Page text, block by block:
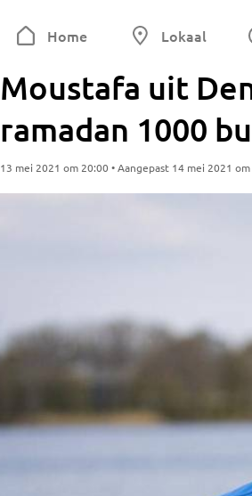
Home Lokaal
Moustafa uit
ramadan 1000
13 mei 2021 om 20:00 • Aangepast 14 mei 2021